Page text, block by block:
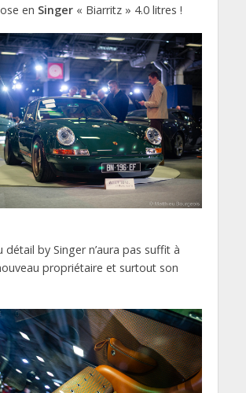
en Singer« Biarritz » 4.0 litres !
détail by Singer n’aura pas suffit à
propriétaire et surtout son